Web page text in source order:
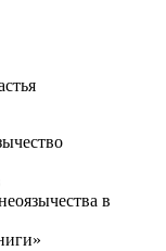
в